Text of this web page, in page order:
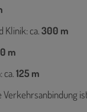
Klinik: ca.300 m
m
ca.125 m
Verkehrsanbindung